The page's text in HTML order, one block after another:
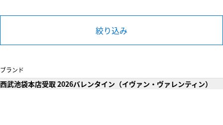
絞り込み
ブランド
西武池袋本店受取 2026バレンタイン（イヴァン・ヴァレンティン）